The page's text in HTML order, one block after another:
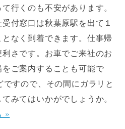
行くのも不安があります。
付窓口は秋葉原駅を出て１
なく到着できます。仕事帰
さです。お車でご来社のお
ご案内することも可能で
すので、その間にガラリと
みてはいかがでしょうか。
»